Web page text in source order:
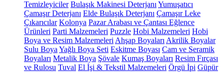
Temizleyiciler Bulaşık Makinesi Deterjanı Yumuşatıcı
Çamaşır Deterjanı Elde Bulaşık Deterjanı Çamaşır Leke
Çıkarıcılar Kolonya Pazar Arabası ve Çantası Eğlence
Ürünleri Parti Malzemeleri Puzzle Hobi Malzemeleri Hobi
Boya ve Resim Malzemeleri Ahşap Boyaları Akrilik Boyalar
Sulu Boya Yağlı Boya Seti Eskitme Boyası Cam ve Seramik
Boyaları Metalik Boya Şövale Kumaş Boyaları Resim Fırçası
ve Rulosu Tuval El İşi & Tekstil Malzemeleri Örgü İpi Güpür